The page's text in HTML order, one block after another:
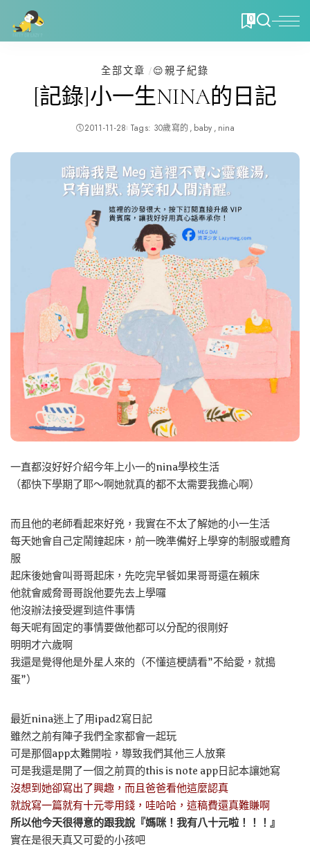
0
全部文章 😌親子紀錄
[記錄]小一生NINA的日記
2011-11-28 Tags: 30歲寫的 baby nina
一直都沒好好介紹今年上小一的nina學校生活
（都快下學期了耶～啊她就真的都不太需要我擔心啊）
而且他的老師看起來好兇，我實在不太了解她的小一生活
每天她會自己定鬧鐘起床，前一晚準備好上學穿的制服或體育
服
起床後她會叫哥哥起床，先吃完早餐如果哥哥還在賴床
他就會威脅哥哥說他要先去上學囉
他沒辦法接受遲到這件事情
每天呢有固定的事情要做他都可以分配的很剛好
明明才六歲啊
我還是覺得他是外星人來的（不懂這梗請看”不給愛，就搗
蛋”）
最近nina迷上了用ipad2寫日記
雖然之前有陣子我們全家都會一起玩
可是那個app太難開啦，導致我們其他三人放棄
可是我還是開了一個之前買的this is note app日記本讓她寫
沒想到她卻寫出了興趣，而且爸爸看他這麼認真
就說寫一篇就有十元零用錢，哇哈哈，這稿費還真難賺啊
所以他今天很得意的跟我說『媽咪！我有八十元啦！！！』
實在是很天真又可愛的小孩吧